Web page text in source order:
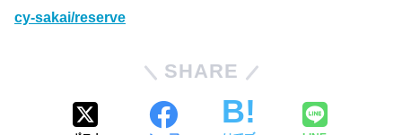
cy-sakai/reserve
SHARE